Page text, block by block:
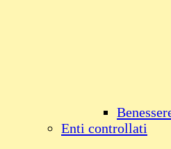
Enti controllati